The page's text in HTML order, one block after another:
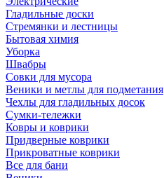
Гладильные доски
Стремянки и лестницы
Бытовая химия
Уборка
Швабры
Совки для мусора
Веники и метлы для подметания
Чехлы для гладильных досок
Сумки-тележки
Ковры и коврики
Придверные коврики
Прикроватные коврики
Все для бани